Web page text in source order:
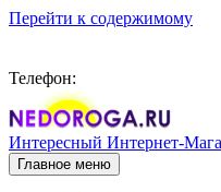
Перейти к содержимому
Телефон:
Интересный Интернет-
Главное меню